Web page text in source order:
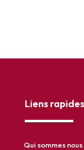
Liens rapides
Qui sommes nous